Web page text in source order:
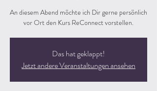
An diesem Abend möchte ich Dir gerne persönlich
vor Ort den Kurs ReConnect vorstellen.
Das hat geklappt!
Jetzt andere Veranstaltungen ansehen